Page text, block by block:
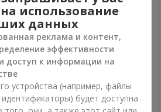
Букет "Киото" из 5 белых
хризантем
Заказать
использование
данных
реклама и контент,
эффективности
доступ к информации на
устройства (например, файлы
будет доступна